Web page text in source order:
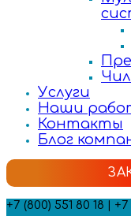
Услуги
Наши
Контакты
Блог
+7 (800) 551 80 18 |